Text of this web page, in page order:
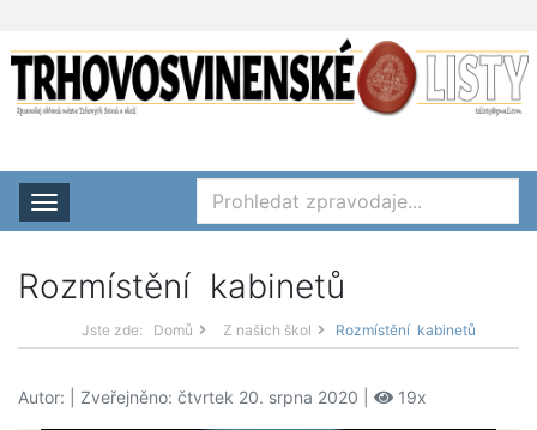
Rozbalit nabídku
Rozmístění kabinetů
Jste zde: Domů Z našich škol Rozmístění kabinetů
Autor: | Zveřejněno: čtvrtek 20. srpna 2020 | 19x